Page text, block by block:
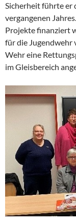
Sicherheit führte er
vergangenen
Projekte finanziert
für die Jugendwehr
Wehr eine
im Gleisbereich